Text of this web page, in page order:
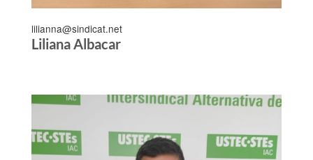
lilianna@sindicat.net
Liliana Albacar